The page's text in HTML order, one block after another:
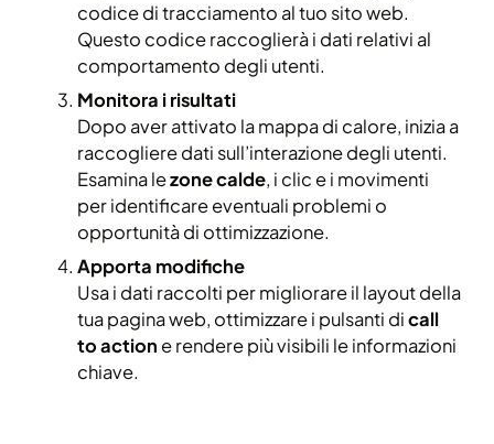
codice di tracciamento al tuo sito web.
Questo codice raccoglierà i dati relativi al
comportamento degli utenti.
Monitora i risultati
Dopo aver attivato la mappa di calore, inizia a
raccogliere dati sull’interazione degli utenti.
Esamina lezone calde, i clic e i movimenti
per identificare eventuali problemi o
opportunità di ottimizzazione.
Apporta modifiche
Usa i dati raccolti per migliorare il layout della
tua pagina web, ottimizzare i pulsanti dicall
to action e rendere più visibili le informazioni
chiave.